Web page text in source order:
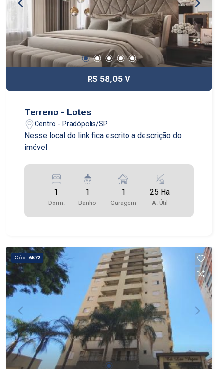
R$ 58,05 V
Terreno - Lotes
Centro - Pradópolis/SP
Nesse local do link fica escrito a descrição do
imóvel
1
Dorm.
1
Banho
1
Garagem
25 Ha
A. Útil
Cód. 6572